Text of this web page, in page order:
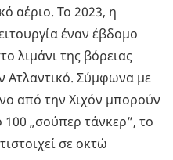
αέριο. Το 2023, η
έναν έβδομο
λιμάνι της βόρειας
Ατλαντικό. Σύμφωνα με
από την Χιχόν μπορούν
„σούπερ τάνκερ”, το
σε οκτώ